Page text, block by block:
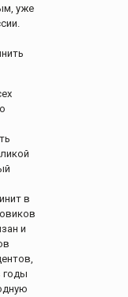
уже
в
и
годы